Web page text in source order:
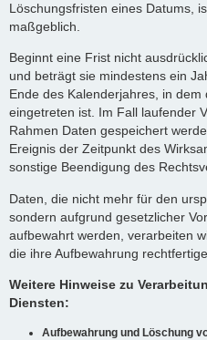
Löschungsfristen eines Datums,
maßgeblich.
Beginnt eine Frist nicht
und beträgt sie mindestens ein
Ende des Kalenderjahres, in
eingetreten ist. Im Fall laufender
Rahmen Daten gespeichert
Ereignis der Zeitpunkt des
sonstige Beendigung des
Daten, die nicht mehr für den
sondern aufgrund gesetzlicher
aufbewahrt werden, verarbeiten
die ihre Aufbewahrung
Weitere Hinweise zu
Diensten:
Aufbewahrung und Löschung